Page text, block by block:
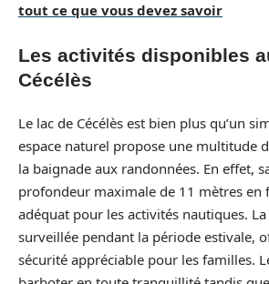
tout ce que vous devez savoir
Les activités disponibles
Cécélès
Le lac de Cécélès est bien plus qu’un
espace naturel propose une multitude
la baignade aux randonnées. En effet,
profondeur maximale de 11 mètres en
adéquat pour les activités nautiques.
surveillée pendant la période estivale,
sécurité appréciable pour les familles.